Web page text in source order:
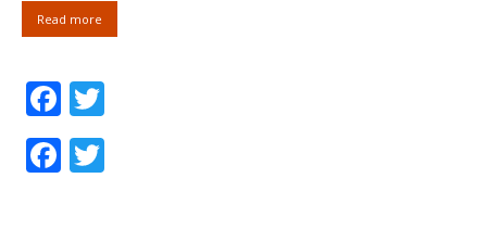
Read more
Facebook
Facebook